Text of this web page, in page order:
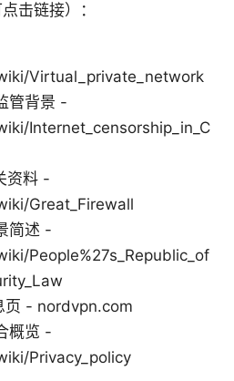
击链接）：
Virtual_private_network
管背景 -
Internet_censorship_in_C
资料 -
Great_Firewall
简述 -
People%27s_Republic_of
页 - nordvpn.com
概览 -
Privacy_policy